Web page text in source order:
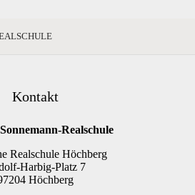
Kontakt
Realschule
Realschule Höchberg
Harbig-Platz 7
Höchberg